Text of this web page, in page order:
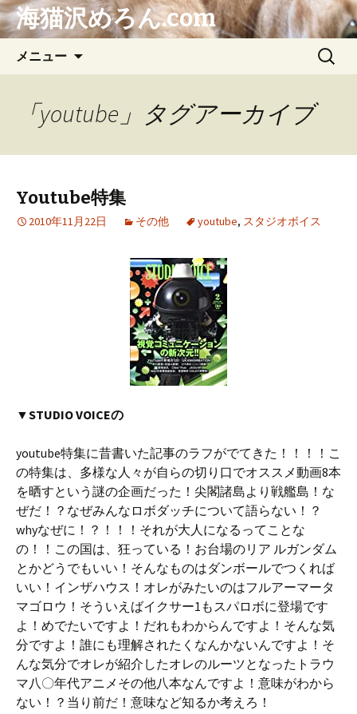
海猫沢めろん.com
メニュー
ツ
ッ
プ
検
「youtube」タグアーカイブ
Youtube特集
2010年11月22日 その他 youtube, スタジオボイス
▼STUDIO VOICEの
youtube特集に昔書いた記事のラフがでてきた！！！！こ
の特集は、多様な人々が自らの切り口でオススメ動画8本
を晒すという謎の企画だった！尖閣諸島より戦艦島！な
ぜだ！？なぜみんなロボダッチについて語らない！？
whyなぜに！？！！！それが大人になるってことな
の！！この国は、狂っている！お台場のリア ルガンダム
とかどうでもいい！そんなものはダンボールでつくれば
いい！インザハウス！オレがみたいのはフルアーマータ
マゴロウ！そういえばイクサー1もスパロボに登場です
よ！めでたいですよ！だれもわからんですよ！そんな気
分ですよ！誰にも理解されたくなんかないんですよ！そ
んな気分でオレが紹介したオレのルーツとなったトラウ
マ八〇年代アニメその他八本なんですよ！意味がわから
ない！？当り前だ！意味など知るか考えろ！